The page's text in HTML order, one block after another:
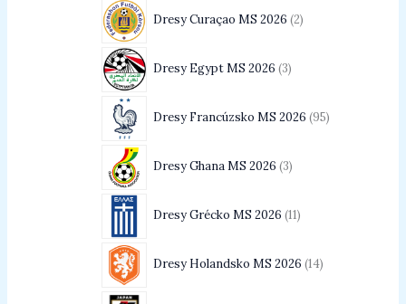
Dresy Curaçao MS 2026 2
Dresy Egypt MS 2026 3
Dresy Francúzsko MS 2026 95
Dresy Ghana MS 2026 3
Dresy Grécko MS 2026 11
Dresy Holandsko MS 2026 14